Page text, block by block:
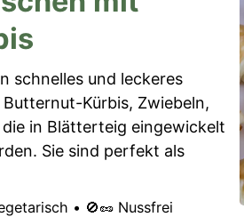
schnelles und leckeres
Kürbis, Zwiebeln,
in Blätterteig eingewickelt
Sie sind perfekt als
• 🚫🥜 Nussfrei